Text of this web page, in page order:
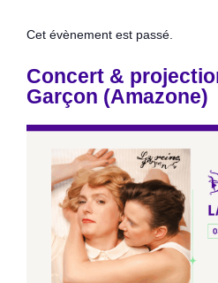
Cet évènement est passé.
Concert &
Garçon (Amazone)